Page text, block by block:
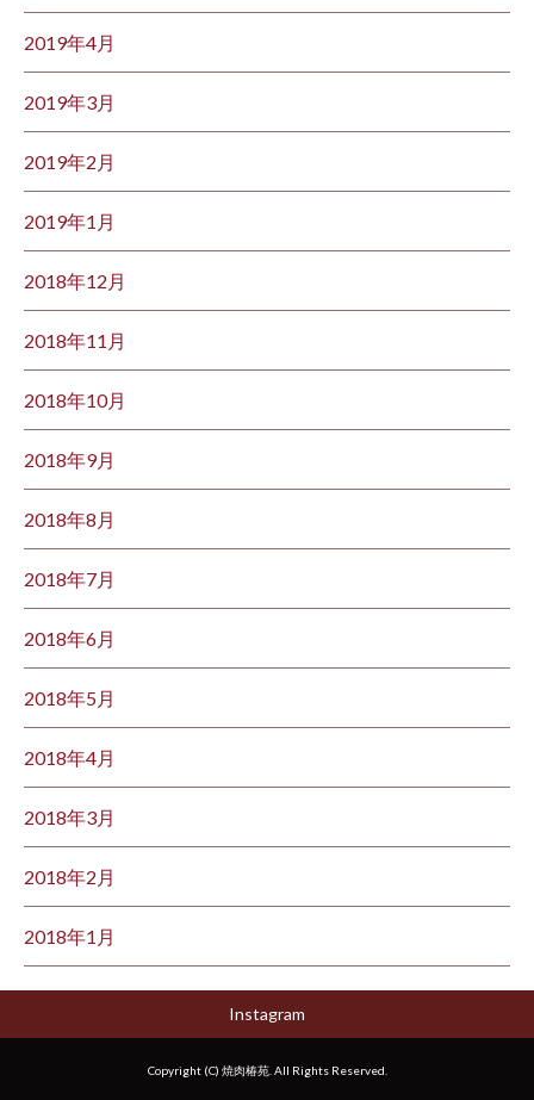
2019年4月
2019年3月
2019年2月
2019年1月
2018年12月
2018年11月
2018年10月
2018年9月
2018年8月
2018年7月
2018年6月
2018年5月
2018年4月
2018年3月
2018年2月
2018年1月
Instagram
Copyright (C) 焼肉椿苑. All Rights Reserved.